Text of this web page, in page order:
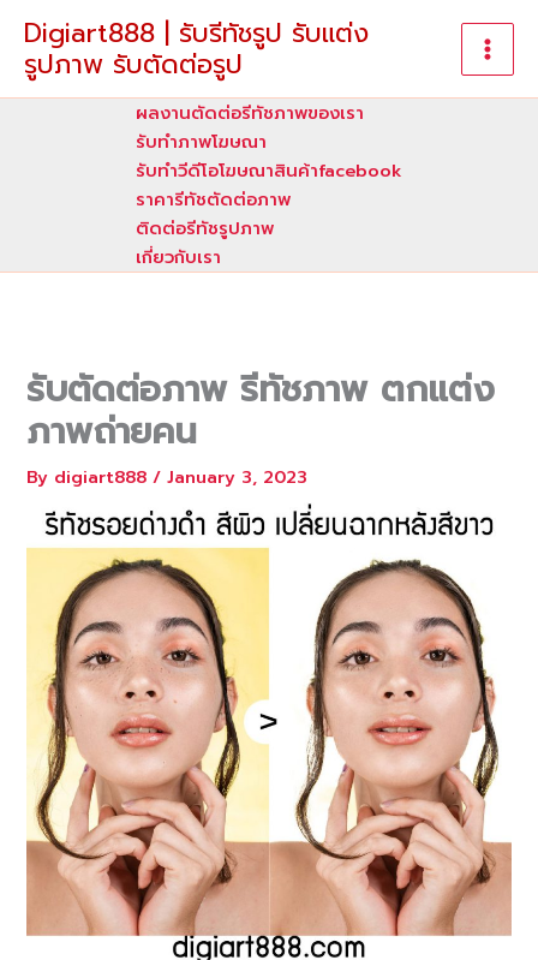
content
Digiart888 | รับรีทัชรูป รับแต่ง
รูปภาพ รับตัดต่อรูป
ผลงานตัดต่อรีทัชภาพของเรา
รับทําภาพโฆษณา
รับทำวีดีโอโฆษณาสินค้าfacebook
ราคารีทัชตัดต่อภาพ
ติดต่อรีทัชรูปภาพ
เกี่ยวกับเรา
รับตัดต่อภาพ รีทัชภาพ ตกแต่ง
ภาพถ่ายคน
By digiart888/January 3, 2023